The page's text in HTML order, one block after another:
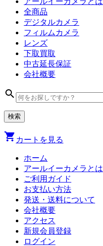
全商品
デジタルカメラ
フィルム カメラ
レンズ
下取買取
中古延長保証
会社概要
search
shopping_cart カートを見る
ホーム
アールイーカメラとは
ご利用ガイド
お支払い方法
発送・送料について
会社概要
アクセス
新規会員登録
ログイン